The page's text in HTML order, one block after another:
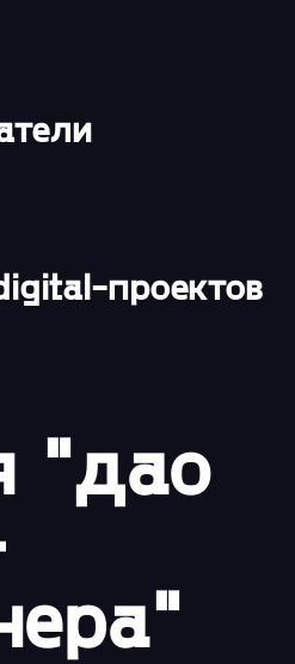
проектов
"дао